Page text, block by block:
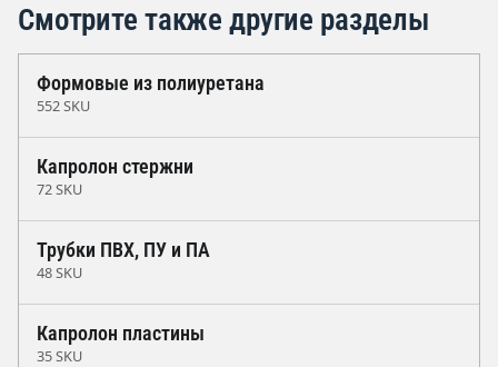
Смотрите также другие разделы
Формовые из полиуретана
552 SKU
Капролон стержни
72 SKU
Трубки ПВХ, ПУ и ПА
48 SKU
Капролон пластины
35 SKU